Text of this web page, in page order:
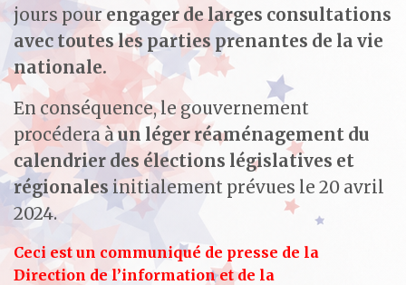
jours pour engager de larges consultations
avec toutes les parties prenantes de la vie
nationale.
En conséquence, le gouvernement
procédera àun léger réaménagement du
calendrier des élections législatives et
régionales initialement prévues le 20 avril
2024.
Ceci est un communiqué de presse de la
Direction de l’information et de la